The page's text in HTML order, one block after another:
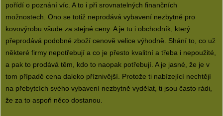
pořídí o poznání víc. A to i při srovnatelných finančních
možnostech. Ono se totiž neprodává vybavení nezbytné pro
kovovýrobu všude za stejné ceny. A je tu i obchodník, který
přeprodává podobné zboží cenově velice výhodně. Shání to, co už
některé firmy nepotřebují a co je přesto kvalitní a třeba i nepoužité,
a pak to prodává těm, kdo to naopak potřebují. A je jasné, že je v
tom případě cena daleko příznivější. Protože ti nabízející nechtějí
na přebytcích svého vybavení nezbytně vydělat, ti jsou často rádi,
že za to aspoň něco dostanou.